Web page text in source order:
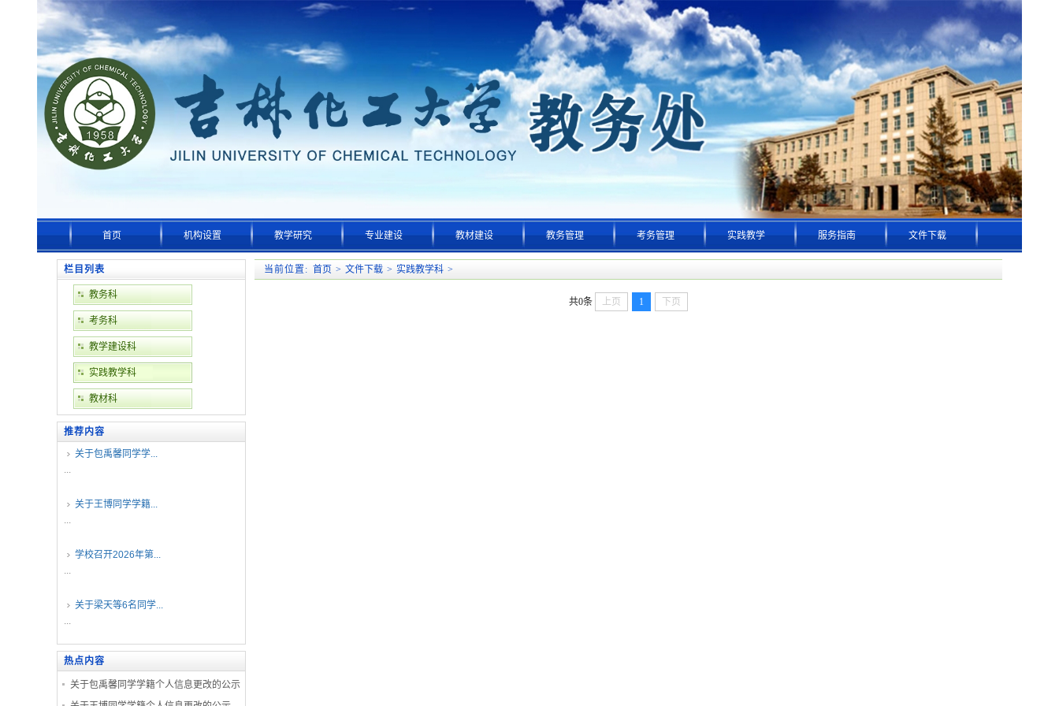
首页 机构设置 教学研究 专业建设 教材建设 教务管理 考务管理 实践教学 服务指南 文件下载
当前位置: 首页 > 文件下载 > 实践教学科 >
共0条 上页 1 下页
栏目列表
教务科
考务科
教学建设科
实践教学科
教材科
推荐内容
关于包禹馨同学学...
...
关于王博同学学籍...
...
学校召开2026年第...
...
关于梁天等6名同学...
...
热点内容
关于包禹馨同学学籍个人信息更改的公示